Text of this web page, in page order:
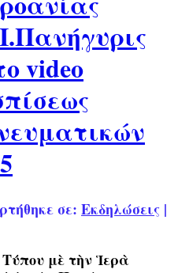
video
σε: Εκδηλώσεις |
μὲ τὴν Ἱερὰ